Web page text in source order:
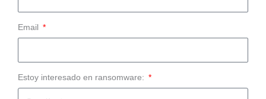
Email
Estoy interesado en ransomware: